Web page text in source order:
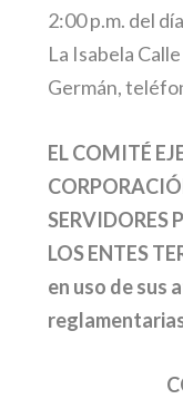
2:00 p.m. del
La Isabela
Germán,
EL COMITÉ
SERVIDORES
LOS ENTES
en uso de sus